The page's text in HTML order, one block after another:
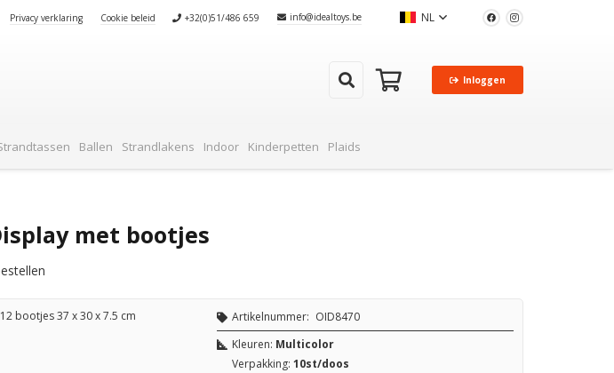
Privacy verklaring Cookie beleid +32(0)51/486 659 info@idealtoys.be NL
Inloggen
Ballen Strandlakens Indoor Kinderpetten Plaids
met bootjes
bootjes 37 x 30 x 7.5 cm Artikelnummer: OID8470
Kleuren: Multicolor
Verpakking: 10st/doos